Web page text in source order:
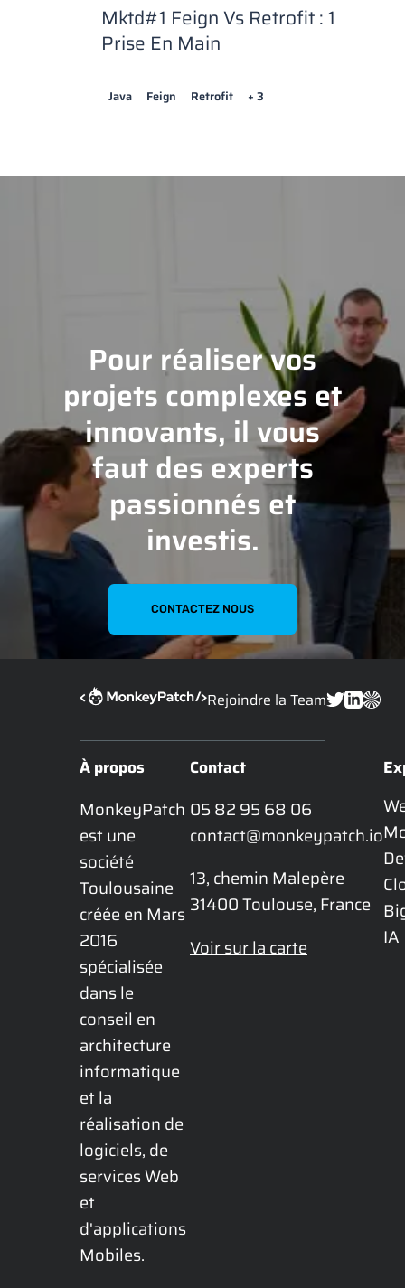
Mktd#1 Feign Vs Retrofit : 1
Prise En Main
Java Feign Retrofit + 3
Pour réaliser vos
projets complexes et
innovants, il vous
faut des experts
passionnés et
investis.
CONTACTEZ NOUS
Rejoindre la Team
À propos
MonkeyPatch
est une
société
Toulousaine
créée en Mars
2016
spécialisée
dans le
conseil en
architecture
informatique
et la
réalisation de
logiciels, de
services Web
et
d'applications
Mobiles.
Contact
05 82 95 68 06
contact@monkeypatch.io
13, chemin Malepère
31400 Toulouse, France
Voir sur la carte
IA